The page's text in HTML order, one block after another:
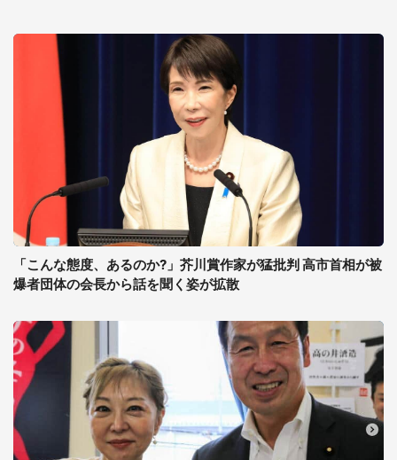
「こんな態度、あるのか?」芥川賞作家が猛批判 高市首相が被
爆者団体の会長から話を聞く姿が拡散